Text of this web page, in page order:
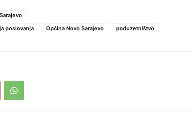
poslovanja Općina Novo Sarajevo poduzetništvo